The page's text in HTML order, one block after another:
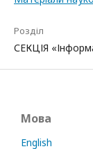
Розділ
СЕКЦІЯ
Мова
English